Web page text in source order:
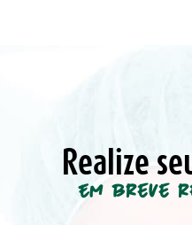
Realize
Em breve